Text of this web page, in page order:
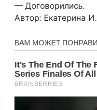
— Договорились.
Автор: Екатерина И.